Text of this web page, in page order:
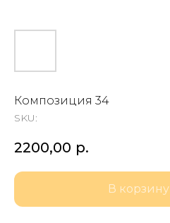
Композиция 34
SKU:
2200,00 р.
В корзину